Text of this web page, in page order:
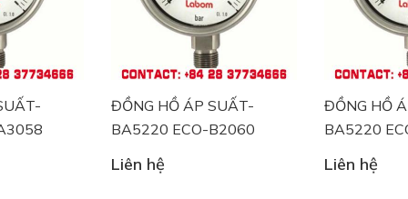
ĐỒNG HỒ ÁP SUẤT-
BA5220 ECO-B2060
Liên hệ
ĐỒNG HỒ
BA5220
Liên hệ